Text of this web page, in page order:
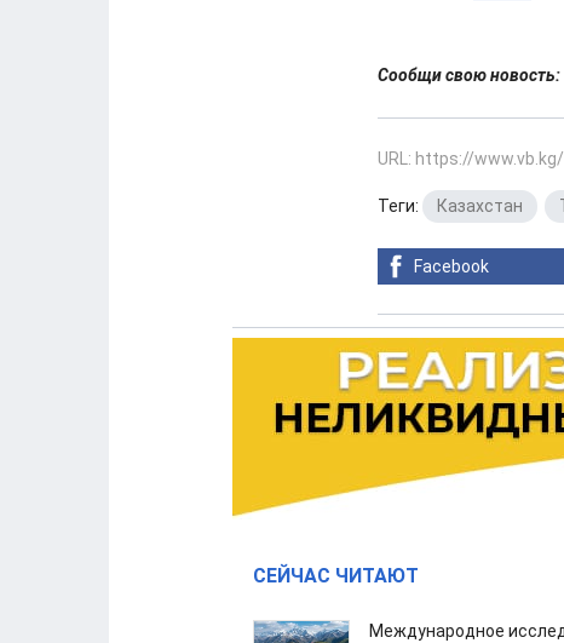
Сообщи свою
URL: https://
Теги: Казахстан
Facebook
СЕЙЧАС ЧИТАЮТ
Международное